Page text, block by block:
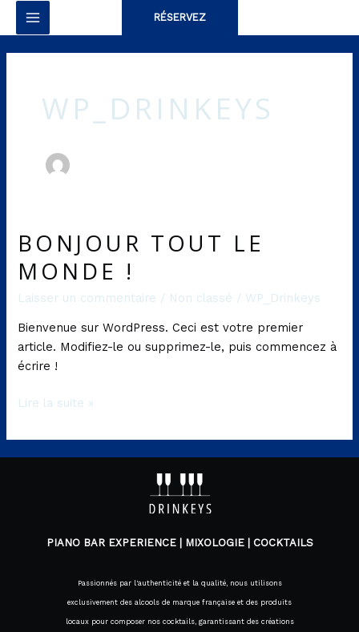
MAIN
RÉSERVEZ
WP_DRINKEYS
BONJOUR TOUT LE
MONDE !
Laisser un commentaire / Non classé / WP_Drinkeys
Bienvenue sur WordPress. Ceci est votre premier
article. Modifiez-le ou supprimez-le, puis commencez à
écrire !
Bonjour
le
monde !
Lire la suite »
PIANO BAR EXPERIENCE | MIXOLOGIE | COCKTAILS
Passionnés par l'authenticité et la qualité, nous utilisons
exclusivement des alcools de marque française et des produits
locaux pour composer nos cocktails, garantissant des créations